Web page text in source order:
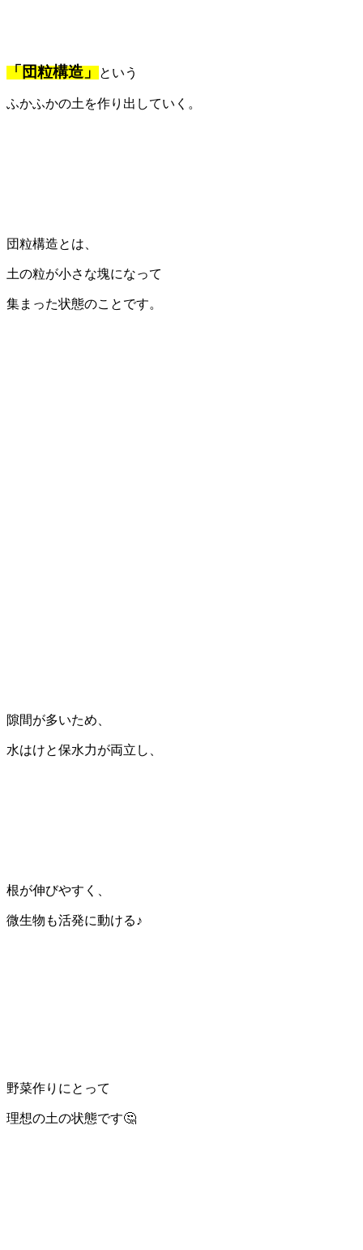
「団粒構造」という
ふかふかの土を作り出していく。
団粒構造とは、
土の粒が小さな塊になって
集まった状態のことです。
隙間が多いため、
水はけと保水力が両立し、
根が伸びやすく、
微生物も活発に動ける♪
野菜作りにとって
理想の土の状態です🤔